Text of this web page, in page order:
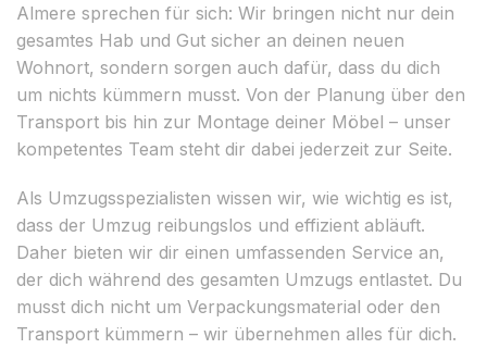
Almere sprechen für sich: Wir bringen nicht nur dein
gesamtes Hab und Gut sicher an deinen neuen
Wohnort, sondern sorgen auch dafür, dass du dich
um nichts kümmern musst. Von der Planung über den
Transport bis hin zur Montage deiner Möbel – unser
kompetentes Team steht dir dabei jederzeit zur Seite.
Als Umzugsspezialisten wissen wir, wie wichtig es ist,
dass der Umzug reibungslos und effizient abläuft.
Daher bieten wir dir einen umfassenden Service an,
der dich während des gesamten Umzugs entlastet. Du
musst dich nicht um Verpackungsmaterial oder den
Transport kümmern – wir übernehmen alles für dich.